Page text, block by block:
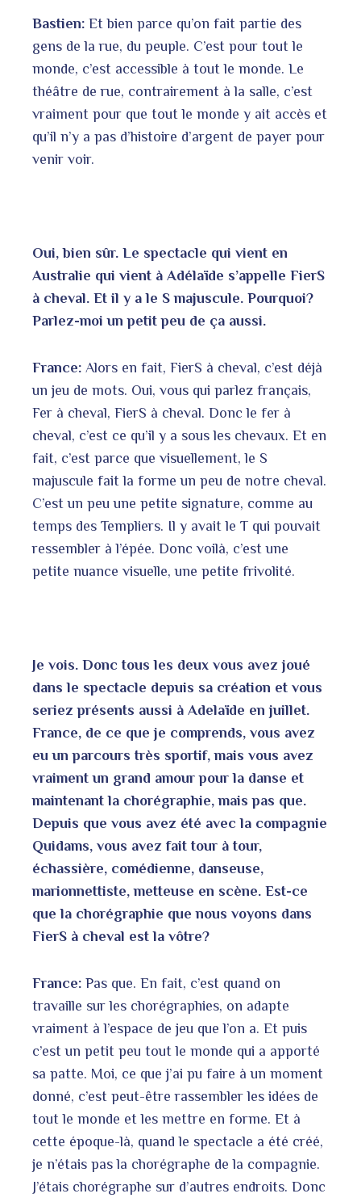
Bastien: Et bien parce qu’on fait partie des
gens de la rue, du peuple. C’est pour tout le
monde, c’est accessible à tout le monde. Le
théâtre de rue, contrairement à la salle, c’est
vraiment pour que tout le monde y ait accès et
qu’il n’y a pas d’histoire d’argent de payer pour
venir voir.
Oui, bien sûr. Le spectacle qui vient en
Australie qui vient à Adélaïde s’appelle FierS
à cheval. Et il y a le S majuscule. Pourquoi?
Parlez-moi un petit peu de ça aussi.
France: Alors en fait, FierS à cheval, c’est déjà
un jeu de mots. Oui, vous qui parlez français,
Fer à cheval, FierS à cheval. Donc le fer à
cheval, c’est ce qu’il y a sous les chevaux. Et en
fait, c’est parce que visuellement, le S
majuscule fait la forme un peu de notre cheval.
C’est un peu une petite signature, comme au
temps des Templiers. Il y avait le T qui pouvait
ressembler à l’épée. Donc voilà, c’est une
petite nuance visuelle, une petite frivolité.
Je vois. Donc tous les deux vous avez joué
dans le spectacle depuis sa création et vous
seriez présents aussi à Adelaïde en juillet.
France, de ce que je comprends, vous avez
eu un parcours très sportif, mais vous avez
vraiment un grand amour pour la danse et
maintenant la chorégraphie, mais pas que.
Depuis que vous avez été avec la compagnie
Quidams, vous avez fait tour à tour,
échassière, comédienne, danseuse,
marionnettiste, metteuse en scène. Est-ce
que la chorégraphie que nous voyons dans
FierS à cheval est la vôtre?
France: Pas que. En fait, c’est quand on
travaille sur les chorégraphies, on adapte
vraiment à l’espace de jeu que l’on a. Et puis
c’est un petit peu tout le monde qui a apporté
sa patte. Moi, ce que j’ai pu faire à un moment
donné, c’est peut-être rassembler les idées de
tout le monde et les mettre en forme. Et à
cette époque-là, quand le spectacle a été créé,
je n’étais pas la chorégraphe de la compagnie.
J’étais chorégraphe sur d’autres endroits. Donc